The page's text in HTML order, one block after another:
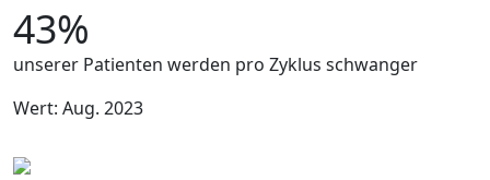
43%
unserer Patienten werden pro Zyklus schwanger
Wert: Aug. 2023